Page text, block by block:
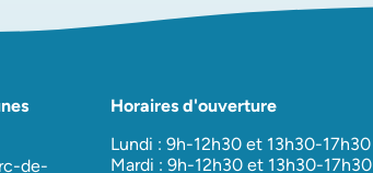
de-
Horaires d'ouverture
Lundi : 9h-12h30 et 13h30-17h30
Mardi : 9h-12h30 et 13h30-17h30